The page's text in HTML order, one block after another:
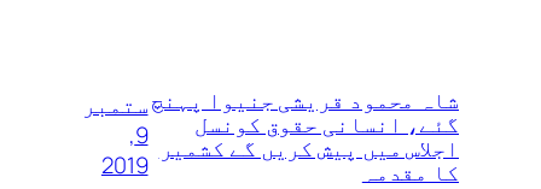
شاہ محمود قریشی جنیوا پہنچ
گئے، انسانی حقوق کونسل
اجلاس میں پیش کریں گے کشمیر
کا مقدمہ
ستمبر
9,
2019